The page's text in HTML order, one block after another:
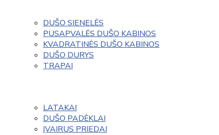
DUŠO SIENELĖS
PUSAPVALĖS DUŠO KABINOS
KVADRATINĖS DUŠO KABINOS
DUŠO DURYS
TRAPAI
LATAKAI
DUŠO PADĖKLAI
ĮVAIRUS PRIEDAI